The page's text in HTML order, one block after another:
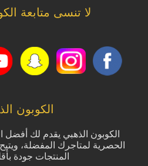
لا تنسى متابعة
الكوبون
الكوبون الذهبي يقدم لك أفضل
الحصرية لمتاجرك المفضلة،
المنتجات جودة